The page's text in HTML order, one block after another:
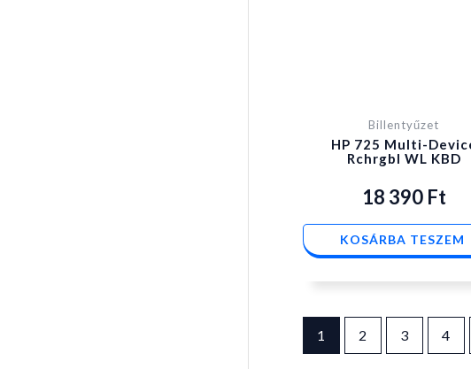
Billentyűzet
HP 725 Multi-
Rchrgbl WL KBD
18 390 Ft
KOSÁRBA TESZEM
1 2 3 4